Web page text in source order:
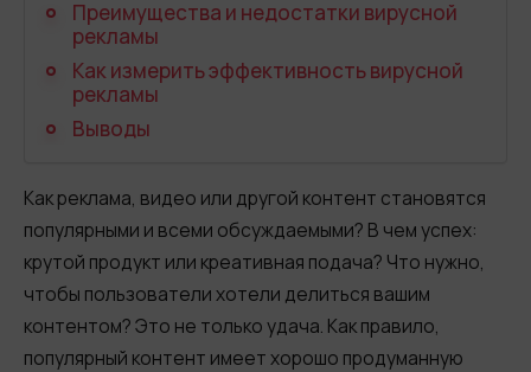
Дополнительные услуги
СПАМ-мониторинг телефонных
SMS-рассылки
Международные SMS-рассылки
Голосовое приветствие
Преимущества и недостатки вирусной
рекламы
Как измерить эффективность вирусной
рекламы
Выводы
Как реклама, видео или другой контент становятся
популярными и всеми обсуждаемыми? В чем успех:
крутой продукт или креативная подача? Что нужно,
чтобы пользователи хотели делиться вашим
контентом? Это не только удача. Как правило,
популярный контент имеет хорошо продуманную